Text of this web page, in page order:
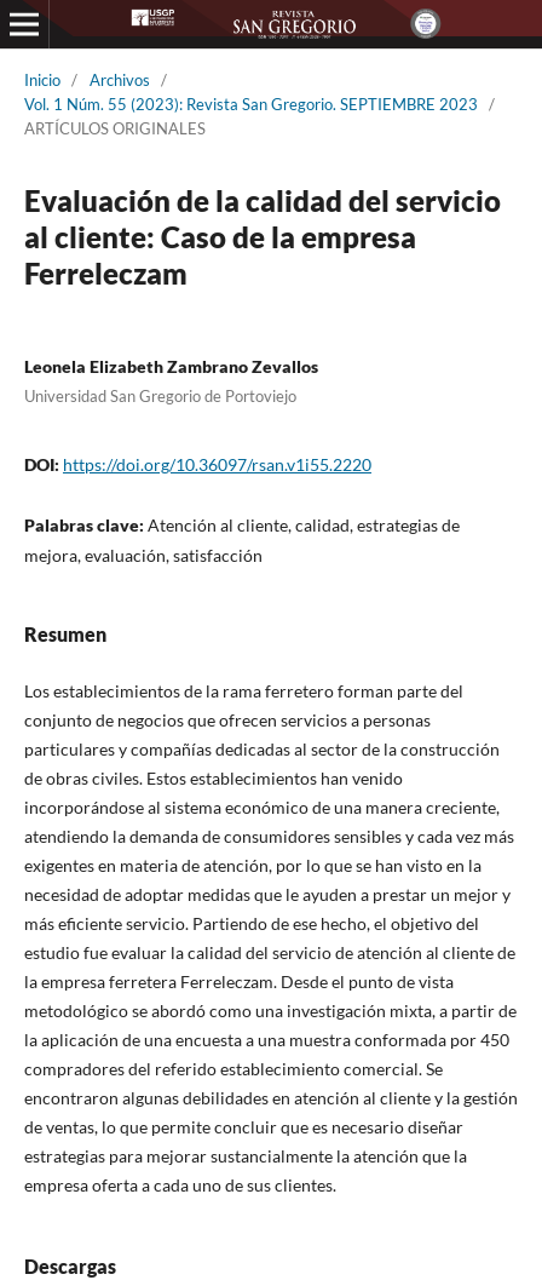
Inicio / Archivos
/
Vol. 1 Núm. 55 (2023): Revista San Gregorio. SEPTIEMBRE 2023
/
ARTÍCULOS ORIGINALES
Evaluación de la calidad del servicio
al cliente: Caso de la empresa
Ferreleczam
Leonela Elizabeth Zambrano Zevallos
Universidad San Gregorio de Portoviejo
DOI: https://doi.org/10.36097/rsan.v1i55.2220
Palabras clave: Atención al cliente, calidad, estrategias de
mejora, evaluación, satisfacción
Resumen
Los establecimientos de la rama ferretero forman parte del
conjunto de negocios que ofrecen servicios a personas
particulares y compañías dedicadas al sector de la construcción
de obras civiles. Estos establecimientos han venido
incorporándose al sistema económico de una manera creciente,
atendiendo la demanda de consumidores sensibles y cada vez más
exigentes en materia de atención, por lo que se han visto en la
necesidad de adoptar medidas que le ayuden a prestar un mejor y
más eficiente servicio. Partiendo de ese hecho, el objetivo del
estudio fue evaluar la calidad del servicio de atención al cliente de
la empresa ferretera Ferreleczam. Desde el punto de vista
metodológico se abordó como una investigación mixta, a partir de
la aplicación de una encuesta a una muestra conformada por 450
compradores del referido establecimiento comercial. Se
encontraron algunas debilidades en atención al cliente y la gestión
de ventas, lo que permite concluir que es necesario diseñar
estrategias para mejorar sustancialmente la atención que la
empresa oferta a cada uno de sus clientes.
Descargas